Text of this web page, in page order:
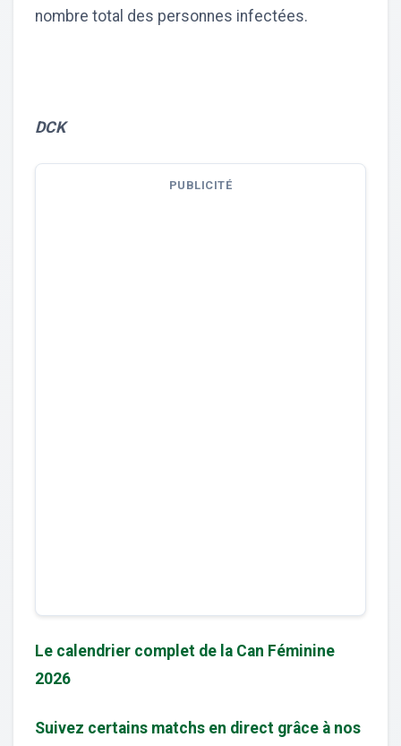
nombre total des personnes infectées.
DCK
PUBLICITÉ
Le calendrier complet de la Can Féminine
2026
Suivez certains matchs en direct grâce à nos